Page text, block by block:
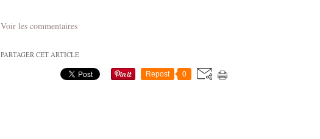
Voir les commentaires
PARTAGER CET ARTICLE
Repost 0